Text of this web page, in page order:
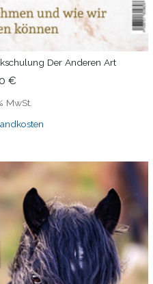
Der Anderen Art
€
MwSt.